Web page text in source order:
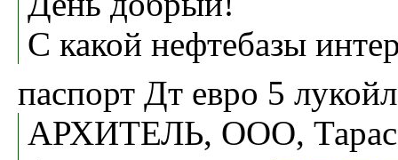
С какой нефтебазы
паспорт Дт евро 5 лукойл
АРХИТЕЛЬ, ООО,